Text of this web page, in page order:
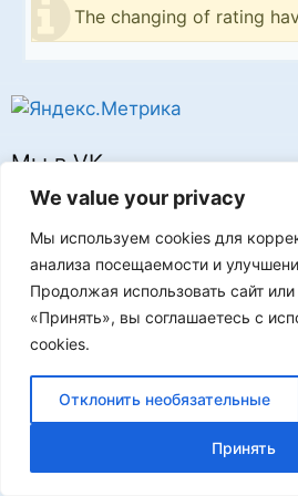
We value your privacy
Мы используем cookies для
анализа посещаемости и
Продолжая использовать сайт
«Принять», вы соглашаетесь с
cookies.
Отклонить необязательные
Принять
The changing of rating
Мы в VK
Реклама